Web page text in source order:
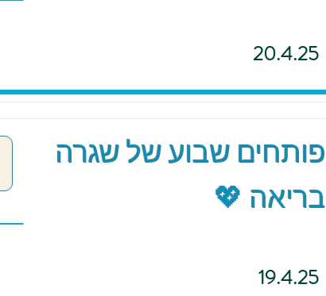
20.4.25
פותחים שבוע של שגרה
בריאה 💖
19.4.25